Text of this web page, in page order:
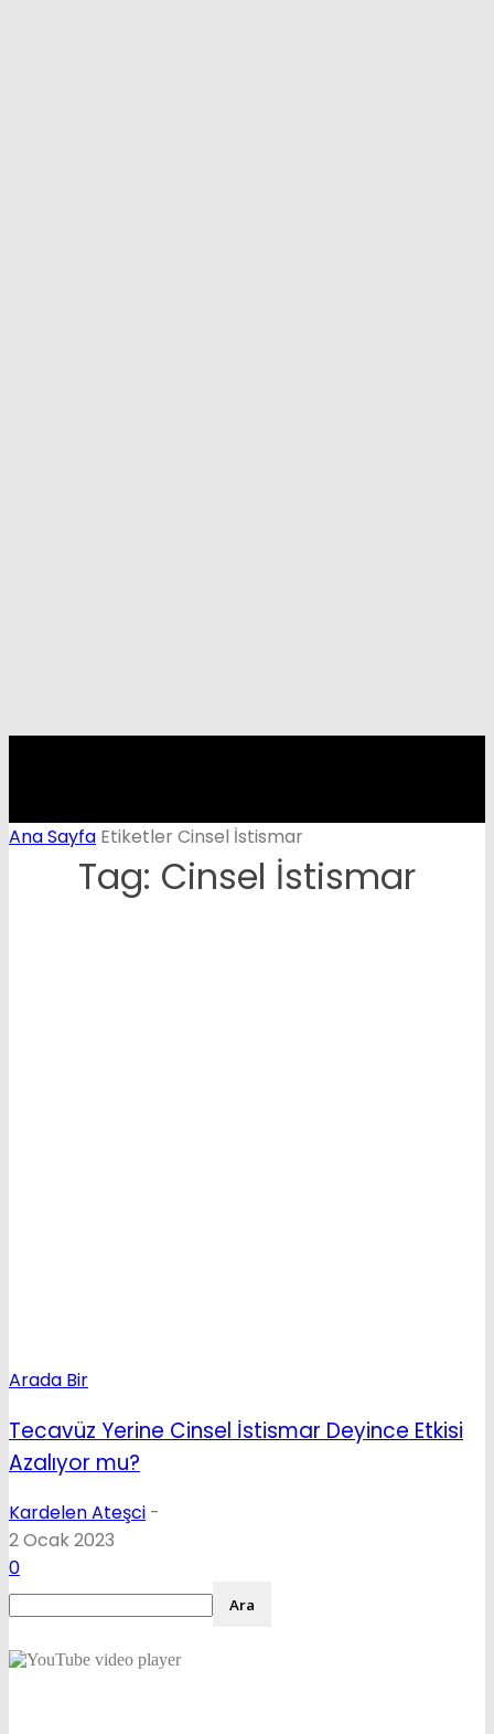
Ana Sayfa Etiketler Cinsel İstismar
Tag: Cinsel İstismar
Arada Bir
Tecavüz Yerine Cinsel İstismar Deyince Etkisi
Azalıyor mu?
Kardelen Ateşci -
2 Ocak 2023
0